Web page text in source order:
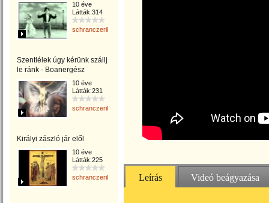
10 éve
Látták:314
schranczerika
Szentlélek úgy kérünk szállj
le ránk - Boanergész
10 éve
Látták:231
schranczerika
Királyi zászló jár elől
10 éve
Látták:225
schranczerika Leírás Videó beágyazása